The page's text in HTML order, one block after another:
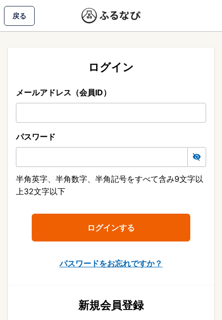
戻る
ログイン
メールアドレス（会員ID）
パスワード
半角英字、半角数字、半角記号をすべて含み9文字以
上32文字以下
パスワードをお忘れですか？
新規会員登録